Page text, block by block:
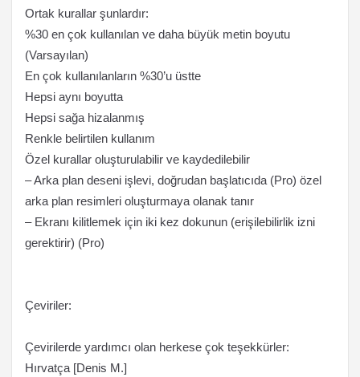
Ortak kurallar şunlardır:
%30 en çok kullanılan ve daha büyük metin boyutu
(Varsayılan)
En çok kullanılanların %30’u üstte
Hepsi aynı boyutta
Hepsi sağa hizalanmış
Renkle belirtilen kullanım
Özel kurallar oluşturulabilir ve kaydedilebilir
– Arka plan deseni işlevi, doğrudan başlatıcıda (Pro) özel
arka plan resimleri oluşturmaya olanak tanır
– Ekranı kilitlemek için iki kez dokunun (erişilebilirlik izni
gerektirir) (Pro)
Çeviriler:
Çevirilerde yardımcı olan herkese çok teşekkürler:
Hırvatça [Denis M.]